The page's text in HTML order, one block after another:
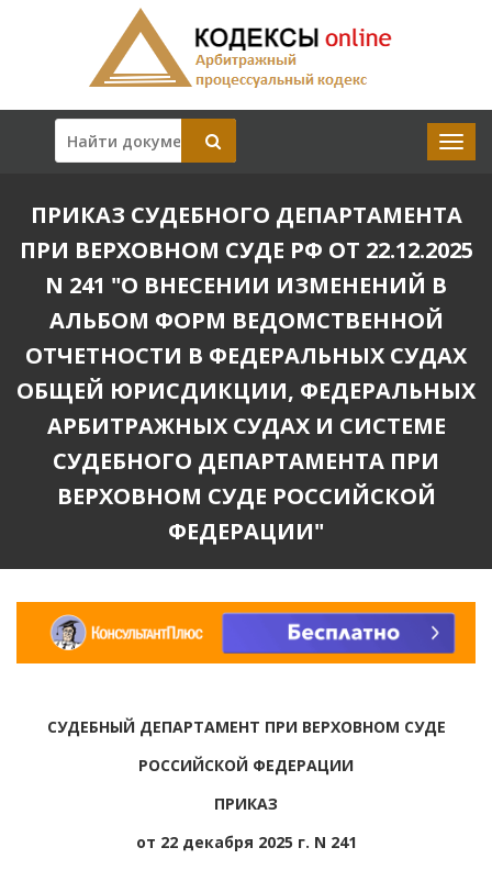
ПРИКАЗ СУДЕБНОГО ДЕПАРТАМЕНТА
ПРИ ВЕРХОВНОМ СУДЕ РФ ОТ 22.12.2025
N 241 "О ВНЕСЕНИИ ИЗМЕНЕНИЙ В
АЛЬБОМ ФОРМ ВЕДОМСТВЕННОЙ
ОТЧЕТНОСТИ В ФЕДЕРАЛЬНЫХ СУДАХ
ОБЩЕЙ ЮРИСДИКЦИИ, ФЕДЕРАЛЬНЫХ
АРБИТРАЖНЫХ СУДАХ И СИСТЕМЕ
СУДЕБНОГО ДЕПАРТАМЕНТА ПРИ
ВЕРХОВНОМ СУДЕ РОССИЙСКОЙ
ФЕДЕРАЦИИ"
СУДЕБНЫЙ ДЕПАРТАМЕНТ ПРИ ВЕРХОВНОМ СУДЕ
РОССИЙСКОЙ ФЕДЕРАЦИИ
ПРИКАЗ
от 22 декабря 2025 г. N 241